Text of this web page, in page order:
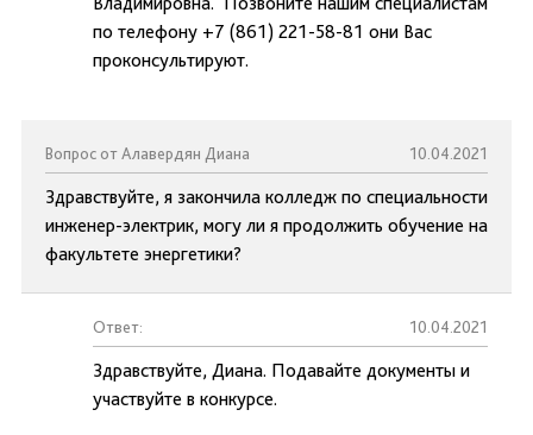
по телефону +7 (861) 221-58-81 они Вас
проконсультируют.
Вопрос от Алавердян Диана 10.04.2021
Здравствуйте, я закончила колледж по специальности
инженер-электрик, могу ли я продолжить обучение на
факультете энергетики?
Ответ: 10.04.2021
Здравствуйте, Диана. Подавайте документы и
участвуйте в конкурсе.